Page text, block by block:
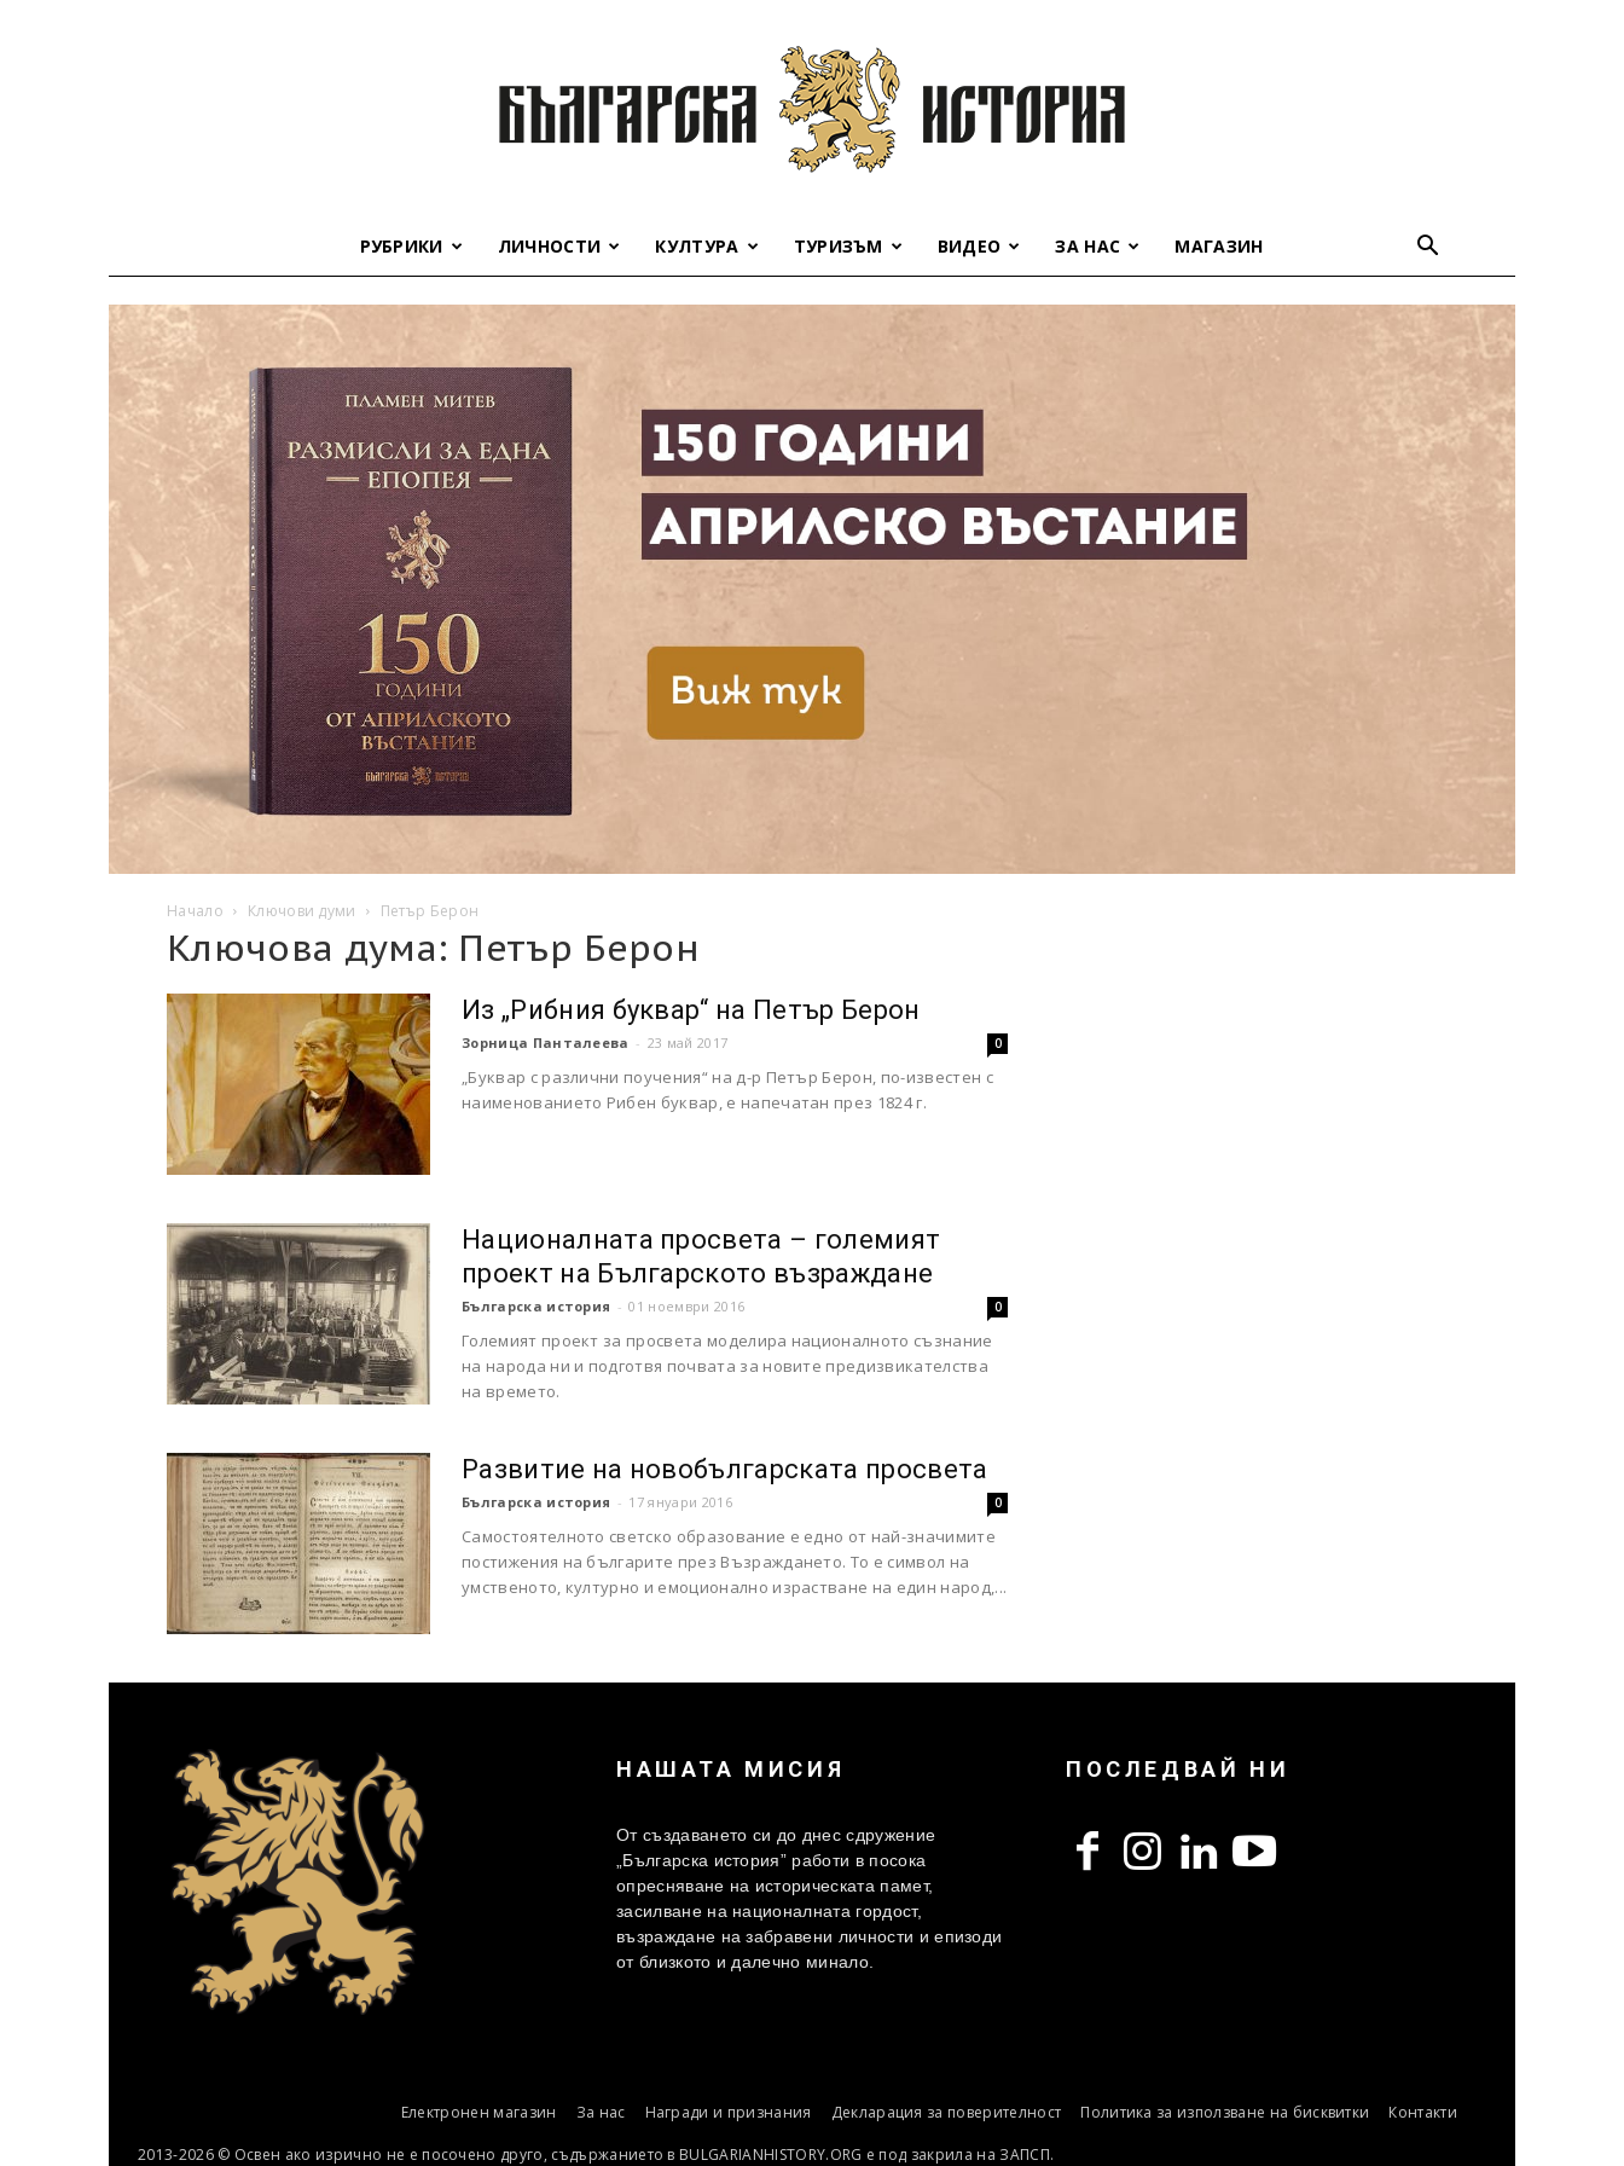
история
РУБРИКИ ЛИЧНОСТИ КУЛТУРА ТУРИЗЪМ ВИДЕО ЗА НАС МАГАЗИН
Начало Ключови думи Петър Берон
Ключова дума: Петър Берон
Из „Рибния буквар“ на Петър Берон
Зорница Панталеева - 23 май 2017 0
„Буквар с различни поучения“ на д-р Петър Берон, по-известен с
наименованието Рибен буквар, е напечатан през 1824 г.
Националната просвета – големият
проект на Българското възраждане
Българска история - 01 ноември 2016 0
Големият проект за просвета моделира националното съзнание
на народа ни и подготвя почвата за новите предизвикателства
на времето.
Развитие на новобългарската просвета
Българска история - 17 януари 2016 0
Самостоятелното светско образование е едно от най-значимите
постижения на българите през Възраждането. То е символ на
умственото, културно и емоционално израстване на един народ,...
НАШАТА МИСИЯ
От създаването си до днес сдружение
„Българска история” работи в посока
опресняване на историческата памет,
засилване на националната гордост,
възраждане на забравени личности и епизоди
от близкото и далечно минало.
ПОСЛЕДВАЙ НИ
Електронен магазин За нас Награди и признания Декларация за поверителност Политика за използване на бисквитки Контакти
2013-2026 © Освен ако изрично не е посочено друго, съдържанието в BULGARIANHISTORY.ORG е под закрила на ЗАПСП.